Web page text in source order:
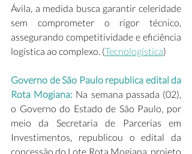
Ávila, a medida busca garantir celeridade
sem comprometer o rigor técnico,
assegurando competitividade e eficiência
logística ao complexo. (Tecnologística)
Governo de São Paulo republica edital da
Rota Mogiana: Na semana passada (02),
o Governo do Estado de São Paulo, por
meio da Secretaria de Parcerias em
Investimentos, republicou o edital da
concessão do Lote Rota Mogiana, projeto